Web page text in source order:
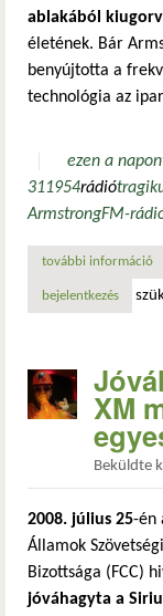
ablakából
életének. Bár
benyújtotta a
technológia az
ezen a napon
311954rádió
ArmstrongFM-
további információ
bejelentkezés
XM
Beküldte
2008. július 25-én
Államok
Bizottsága (FCC)
jóváhagyta a